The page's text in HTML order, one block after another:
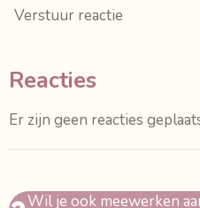
Verstuur reactie
Reacties
Er zijn geen reacties
Wil je ook meewerken